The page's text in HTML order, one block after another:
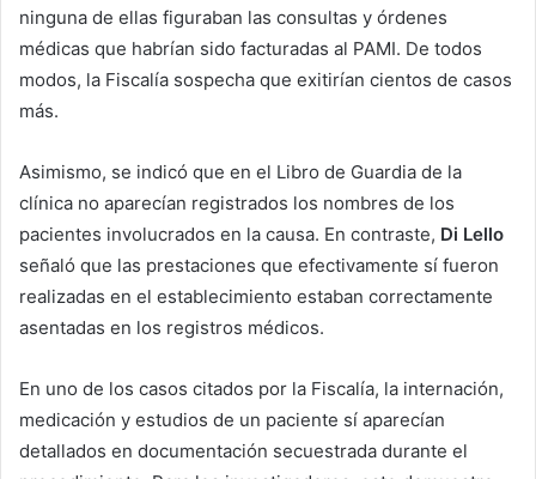
ninguna de ellas figuraban las consultas y órdenes
médicas que habrían sido facturadas al PAMI. De todos
modos, la Fiscalía sospecha que exitirían cientos de casos
más.
Asimismo, se indicó que en el Libro de Guardia de la
clínica no aparecían registrados los nombres de los
pacientes involucrados en la causa. En contraste, Di Lello
señaló que las prestaciones que efectivamente sí fueron
realizadas en el establecimiento estaban correctamente
asentadas en los registros médicos.
En uno de los casos citados por la Fiscalía, la internación,
medicación y estudios de un paciente sí aparecían
detallados en documentación secuestrada durante el